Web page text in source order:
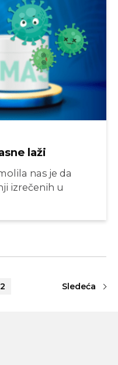
laži
nas je da
izrečenih u
2 Sledeća